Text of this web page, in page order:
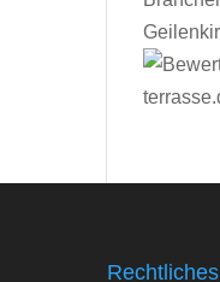
Rechtliches